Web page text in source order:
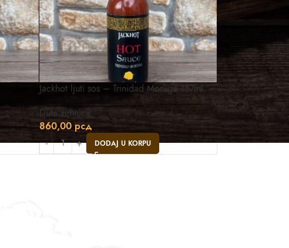
Jackhot ljuti sos – Trinidad Moruga 187ml
Ljuta zimnica
860,00рсд
DODAJ U KORPU
Asistent